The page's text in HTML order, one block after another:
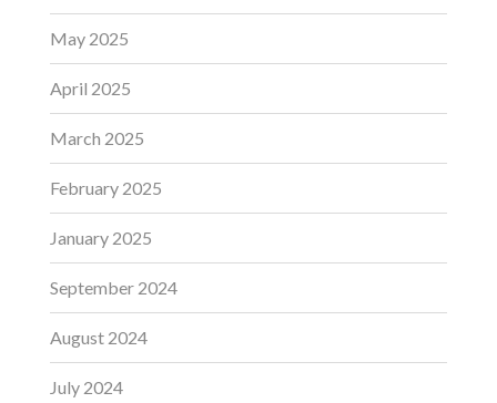
May 2025
April 2025
March 2025
February 2025
January 2025
September 2024
August 2024
July 2024